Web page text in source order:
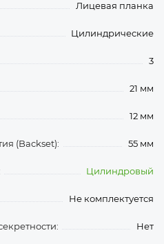
Лицевая планка
Цилиндрические
3
21 мм
12 мм
(Backset): 55 мм
Цилиндровый
Не комплектуется
Нет